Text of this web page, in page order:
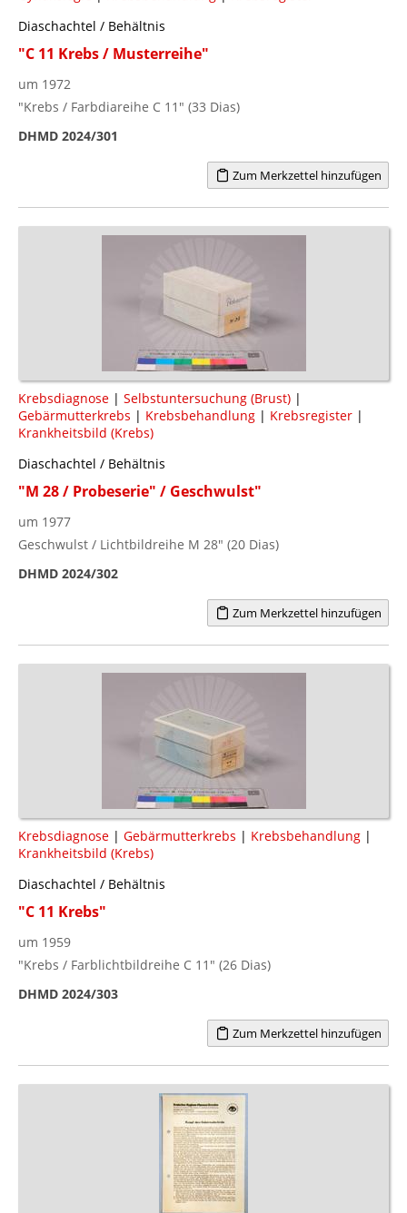
Diaschachtel / Behältnis
"C 11 Krebs / Musterreihe"
um 1972
"Krebs / Farbdiareihe C 11" (33 Dias)
DHMD 2024/301
Zum Merkzettel hinzufügen
Krebsdiagnose | Selbstuntersuchung (Brust) |
Gebärmutterkrebs | Krebsbehandlung | Krebsregister |
Krankheitsbild (Krebs)
Diaschachtel / Behältnis
"M 28 / Probeserie" / Geschwulst"
um 1977
Geschwulst / Lichtbildreihe M 28" (20 Dias)
DHMD 2024/302
Zum Merkzettel hinzufügen
Krebsdiagnose | Gebärmutterkrebs | Krebsbehandlung |
Krankheitsbild (Krebs)
Diaschachtel / Behältnis
"C 11 Krebs"
um 1959
"Krebs / Farblichtbildreihe C 11" (26 Dias)
DHMD 2024/303
Zum Merkzettel hinzufügen